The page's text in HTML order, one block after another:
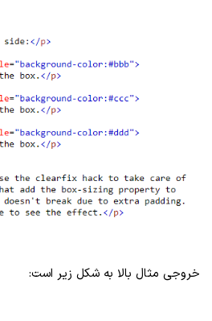
خروجی مثال بالا به شکل زیر است: